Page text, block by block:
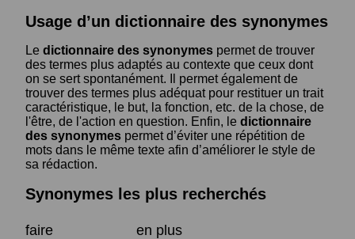
Usage d’un dictionnaire des synonymes
Le dictionnaire des synonymes permet de trouver
des termes plus adaptés au contexte que ceux dont
on se sert spontanément. Il permet également de
trouver des termes plus adéquat pour restituer un trait
caractéristique, le but, la fonction, etc. de la chose, de
l'être, de l'action en question. Enfin, le dictionnaire
des synonymes permet d’éviter une répétition de
mots dans le même texte afin d’améliorer le style de
sa rédaction.
Synonymes les plus recherchés
faire
en plus